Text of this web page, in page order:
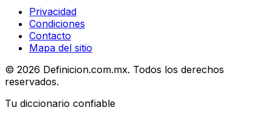
Privacidad
Condiciones
Contacto
Mapa del sitio
© 2026 Definicion.com.mx. Todos los derechos
reservados.
Tu diccionario confiable